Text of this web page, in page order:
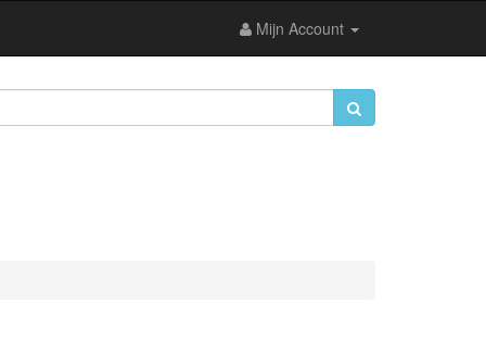
Mijn Account